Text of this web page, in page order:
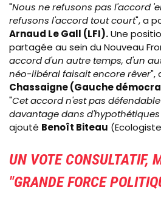
"Nous ne refusons pas l'accord
refusons l'accord tout court", a
Arnaud Le Gall (LFI).Une
partagée au sein du Nouveau
accord d'un autre temps, d'un
néo-libéral faisait encore rêver",
Chassaigne (Gauche
"Cet accord n'est pas
davantage dans
ajouté Benoît Biteau
UN VOTE CONSULTATIF,
"GRANDE FORCE